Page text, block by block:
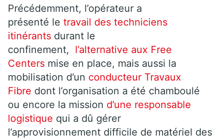
Précédemment, l’opérateur a
présenté le travail des techniciens
itinérants durant le
confinement,
l’alternative aux Free
Centers mise en place, mais aussi la
mobilisation d’un conducteur Travaux
Fibre dont l’organisation a été chamboulé
ou encore la mission d’une responsable
logistique qui a dû gérer
l’approvisionnement difficile de matériel des